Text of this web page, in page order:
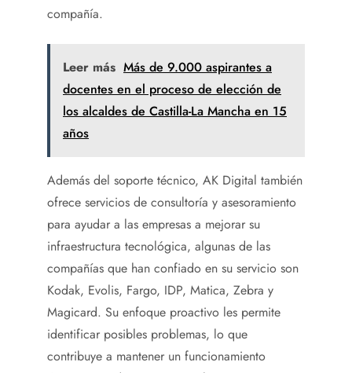
compañía.
Leer más Más de 9.000 aspirantes a
docentes en el proceso de elección de
los alcaldes de Castilla-La Mancha en 15
años
Además del soporte técnico, AK Digital también
ofrece servicios de consultoría y asesoramiento
para ayudar a las empresas a mejorar su
infraestructura tecnológica, algunas de las
compañías que han confiado en su servicio son
Kodak, Evolis, Fargo, IDP, Matica, Zebra y
Magicard. Su enfoque proactivo les permite
identificar posibles problemas, lo que
contribuye a mantener un funcionamiento